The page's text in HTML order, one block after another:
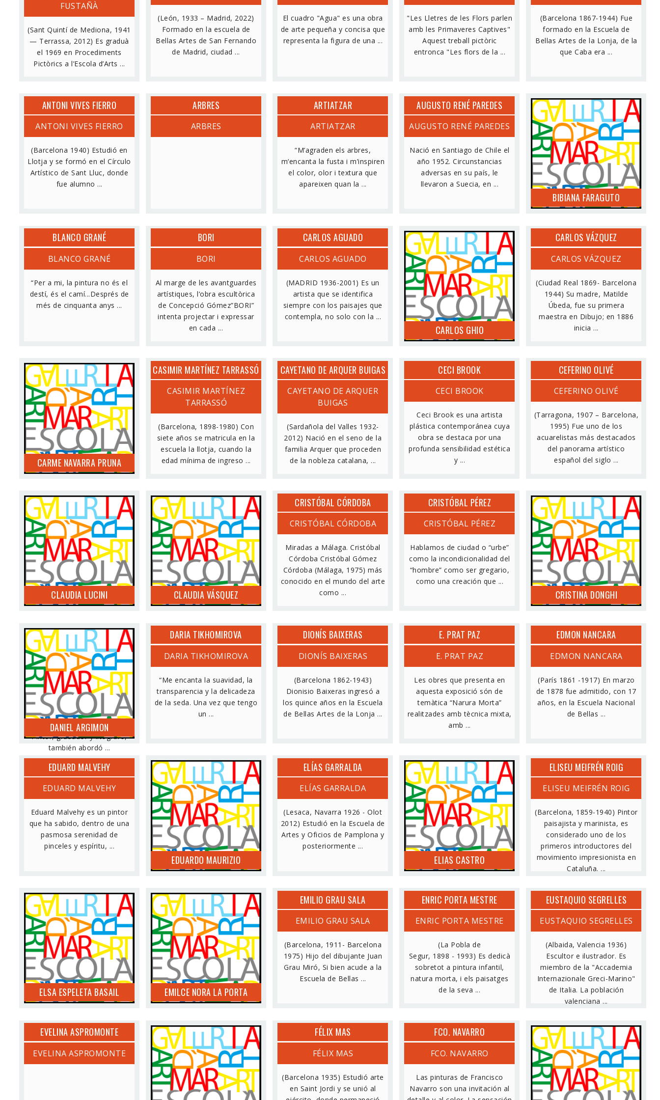
FUSTAÑÀ
(Sant Quintí de Mediona, 1941
— Terrassa, 2012) Es graduà
el 1969 en Procediments
Pictòrics a l’Escola d’Arts ...
(León, 1933 – Madrid, 2022)
Formado en la escuela de
Bellas Artes de San Fernando
de Madrid, ciudad ...
El cuadro "Agua" es una obra
de arte pequeña y concisa que
representa la figura de una ...
"Les Lletres de les Flors parlen
amb les Primaveres Captives"
Aquest treball pictòric
entronca "Les flors de la ...
(Barcelona 1867-1944) Fue
formado en la Escuela de
Bellas Artes de la Lonja, de la
que Caba era ...
ANTONI VIVES FIERRO
ANTONI VIVES FIERRO
(Barcelona 1940) Estudió en
Llotja y se formó en el Círculo
Artístico de Sant Lluc, donde
fue alumno ...
ARBRES
ARBRES
ARTIATZAR
ARTIATZAR
“M’agraden els arbres,
m‘encanta la fusta i m’inspiren
el color, olor i textura que
apareixen quan la ...
AUGUSTO RENÉ PAREDES
AUGUSTO RENÉ PAREDES
Nació en Santiago de Chile el
año 1952. Circunstancias
adversas en su país, le
llevaron a Suecia, en ...
BIBIANA FARAGUTO
BIBIANA FARAGUTO
BLANCO GRANÉ
BLANCO GRANÉ
“Per a mi, la pintura no és el
destí, és el camí...Després de
més de cinquanta anys ...
BORI
BORI
Al marge de les avantguardes
artístiques, l’obra escultòrica
de Concepció Gómez”BORI”
intenta projectar i expressar
en cada ...
CARLOS AGUADO
CARLOS AGUADO
(MADRID 1936-2001) Es un
artista que se identifica
siempre con los paisajes que
contempla, no solo con la ...
CARLOS GHIO
CARLOS GHIO
CARLOS VÁZQUEZ
CARLOS VÁZQUEZ
(Ciudad Real 1869- Barcelona
1944) Su madre, Matilde
Úbeda, fue su primera
maestra en Dibujo; en 1886
inicia ...
CARME NAVARRA PRUNA
CARME NAVARRA PRUNA
( Sant Just Desvern 1933) A
los 11 años gana un primer
premio Nacional que había
convoca-do una ...
CASIMIR MARTÍNEZ TARRASSÓ
CASIMIR MARTÍNEZ
TARRASSÓ
(Barcelona, 1898-1980) Con
siete años se matricula en la
escuela la llotja, cuando la
edad mínima de ingreso ...
CAYETANO DE ARQUER BUIGAS
CAYETANO DE ARQUER
BUIGAS
(Sardañola del Valles 1932-
2012) Nació en el seno de la
familia Arquer que proceden
de la nobleza catalana, ...
CECI BROOK
CECI BROOK
Ceci Brook es una artista
plástica contemporánea cuya
obra se destaca por una
profunda sensibilidad estética
y ...
CEFERINO OLIVÉ
CEFERINO OLIVÉ
(Tarragona, 1907 – Barcelona,
1995) Fue uno de los
acuarelistas más destacados
del panorama artístico
español del siglo ...
CLAUDIA LUCINI
CLAUDIA LUCINI
CLAUDIA VÁSQUEZ
CLAUDIA VÁSQUEZ
CRISTÓBAL CÓRDOBA
CRISTÓBAL CÓRDOBA
Miradas a Málaga. Cristóbal
Córdoba Cristóbal Gómez
Córdoba (Málaga, 1975) más
conocido en el mundo del arte
como ...
CRISTÓBAL PÉREZ
CRISTÓBAL PÉREZ
Hablamos de ciudad o “urbe”
como la incondicionalidad del
“hombre” como ser gregario,
como una creación que ...
CRISTINA DONGHI
CRISTINA DONGHI
DANIEL ARGIMON
DANIEL ARGIMON
(Barcelona 1929-1996) Es
considerado como uno de los
representantes más
importantes
del informalismo catalán.
Pintor, grabador y litógrafo,
también abordó ...
DARIA TIKHOMIROVA
DARIA TIKHOMIROVA
“Me encanta la suavidad, la
transparencia y la delicadeza
de la seda. Una vez que tengo
un ...
DIONÍS BAIXERAS
DIONÍS BAIXERAS
(Barcelona 1862-1943)
Dionisio Baixeras ingresó a
los quince años en la Escuela
de Bellas Artes de la Lonja ...
E. PRAT PAZ
E. PRAT PAZ
Les obres que presenta en
aquesta exposició són de
temàtica “Narura Morta”
realitzades amb tècnica mixta,
amb ...
EDMON NANCARA
EDMON NANCARA
(París 1861 -1917) En marzo
de 1878 fue admitido, con 17
años, en la Escuela Nacional
de Bellas ...
EDUARD MALVEHY
EDUARD MALVEHY
Eduard Malvehy es un pintor
que ha sabido, dentro de una
pasmosa serenidad de
pinceles y espíritu, ...
EDUARDO MAURIZIO
EDUARDO MAURIZIO
ELÍAS GARRALDA
ELÍAS GARRALDA
(Lesaca, Navarra 1926 - Olot
2012) Estudió en la Escuela de
Artes y Oficios de Pamplona y
posteriormente ...
ELIAS CASTRO
ELIAS CASTRO
ELISEU MEIFRÉN ROIG
ELISEU MEIFRÉN ROIG
(Barcelona, 1859-1940) Pintor
paisajista y marinista, es
considerado uno de los
primeros introductores del
movimiento impresionista en
Cataluña. ...
ELSA ESPELETA BASAIL
ELSA ESPELETA BASAIL
EMILCE NORA LA PORTA
EMILCE NORA LA PORTA
EMILIO GRAU SALA
EMILIO GRAU SALA
(Barcelona, 1911- Barcelona
1975) Hijo del dibujante Juan
Grau Miró, Si bien acude a la
Escuela de Bellas ...
ENRIC PORTA MESTRE
ENRIC PORTA MESTRE
(La Pobla de
Segur, 1898 - 1993) Es dedicà
sobretot a pintura infantil,
natura morta, i els paisatges
de la seva ...
EUSTAQUIO SEGRELLES
EUSTAQUIO SEGRELLES
(Albaida, Valencia 1936)
Escultor e ilustrador. Es
miembro de la "Accademia
Internazionale Greci-Marino"
de Italia. La población
valenciana ...
EVELINA ASPROMONTE
EVELINA ASPROMONTE EVELYN SISI
FÉLIX MAS
FÉLIX MAS
(Barcelona 1935) Estudió arte
en Saint Jordi y se unió al
FCO. NAVARRO
FCO. NAVARRO
Las pinturas de Francisco
Navarro son una invitación al
FIGURA